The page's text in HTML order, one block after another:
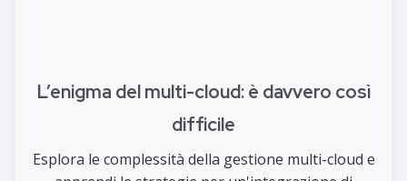
L’enigma del multi-cloud: è davvero così
difficile
Esplora le complessità della gestione multi-cloud e